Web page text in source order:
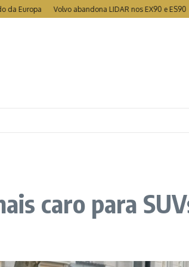
Volvo abandona LIDAR nos EX90 e ES90
caro para